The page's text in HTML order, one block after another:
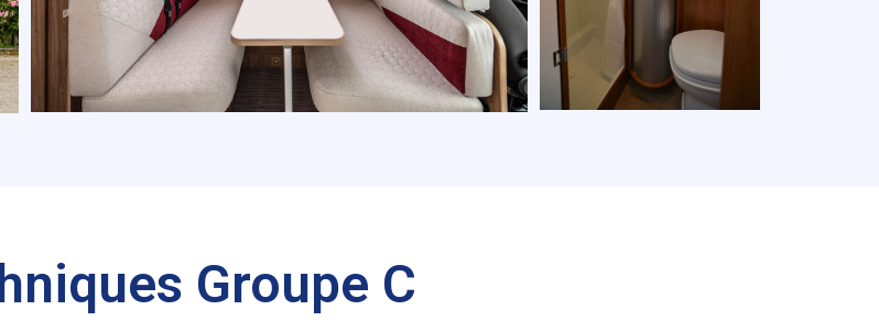
Groupe C